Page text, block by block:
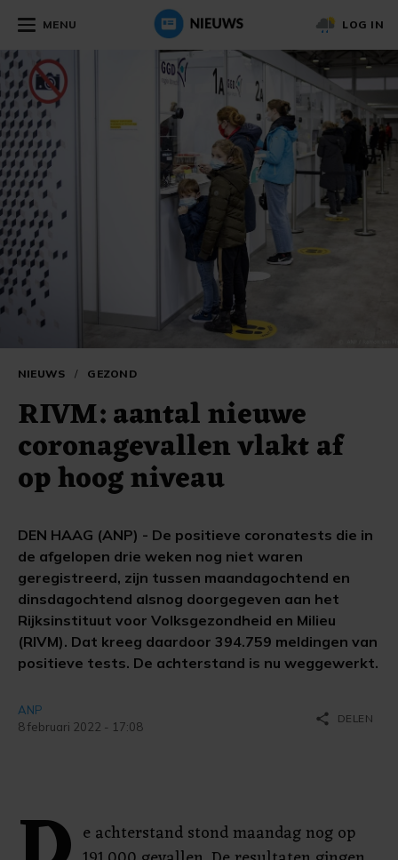
MENU LOG IN
NIEUWS / GEZOND
RIVM: aantal nieuwe
coronagevallen vlakt af
op hoog niveau
DEN HAAG (ANP) - De positieve coronatests die in
de afgelopen drie weken nog niet waren
geregistreerd, zijn tussen maandagochtend en
dinsdagochtend alsnog doorgegeven aan het
Rijksinstituut voor Volksgezondheid en Milieu
(RIVM). Dat kreeg daardoor 394.759 meldingen van
positieve tests. De achterstand is nu weggewerkt.
ANP
8 februari 2022 - 17:08
share DELEN
e achterstand stond maandag nog op